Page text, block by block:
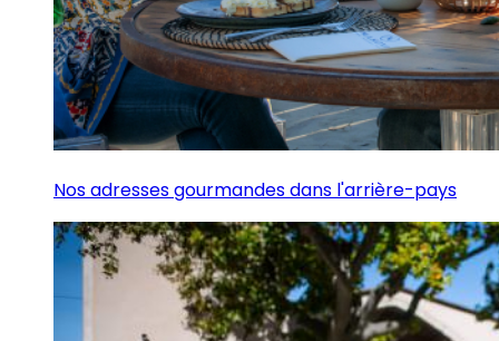
Nos adresses gourmandes dans l'arrière-pays